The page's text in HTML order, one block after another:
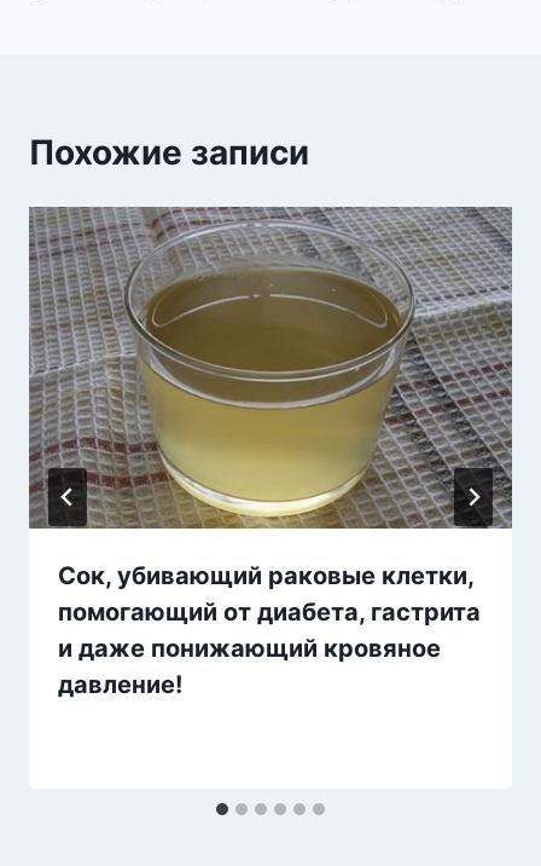
Похожие записи
Сок, убивающий раковые клетки,
помогающий от диабета, гастрита
и даже понижающий кровяное
давление!